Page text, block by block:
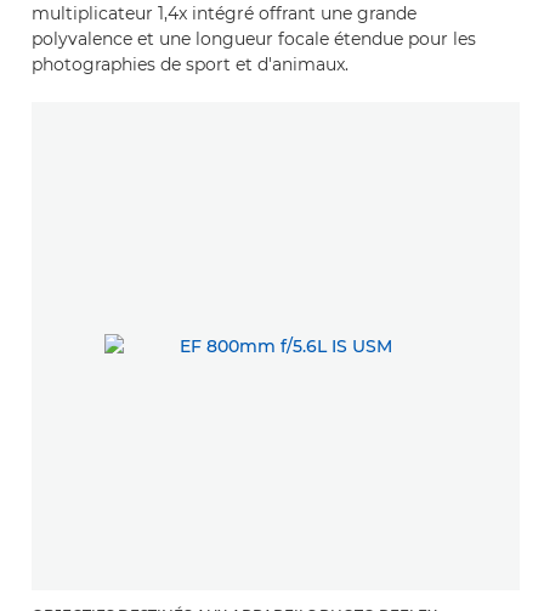
multiplicateur 1,4x intégré offrant une grande
polyvalence et une longueur focale étendue pour les
photographies de sport et d'animaux.